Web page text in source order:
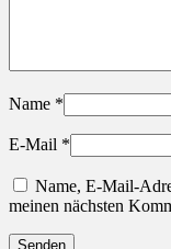
Name *
E-Mail *
Name, E-Mail-
meinen nächsten